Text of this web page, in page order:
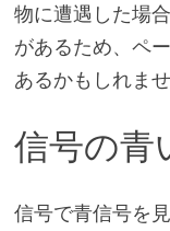
物に遭遇した場
があるため、ペ
あるかもしれませ
信号の青
信号で青信号を